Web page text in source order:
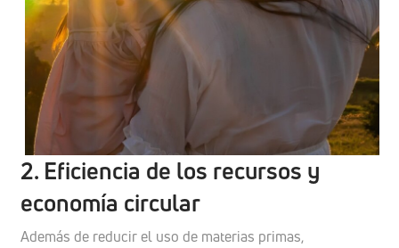
2. Eficiencia de los recursos y
economía circular
Además de reducir el uso de materias primas,